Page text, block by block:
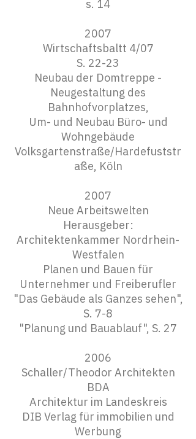
s. 14
2007
Wirtschaftsbaltt 4/07
S. 22-23
Neubau der Domtreppe -
Neugestaltung des
Bahnhofvorplatzes,
Um- und Neubau Büro- und
Wohngebäude
Volksgartenstraße/Hardefuststr
aße, Köln
2007
Neue Arbeitswelten
Herausgeber:
Architektenkammer Nordrhein-
Westfalen
Planen und Bauen für
Unternehmer und Freiberufler
"Das Gebäude als Ganzes sehen",
S. 7-8
"Planung und Bauablauf", S. 27
2006
Schaller/Theodor Architekten
BDA
Architektur im Landeskreis
DIB Verlag für immobilien und
Werbung